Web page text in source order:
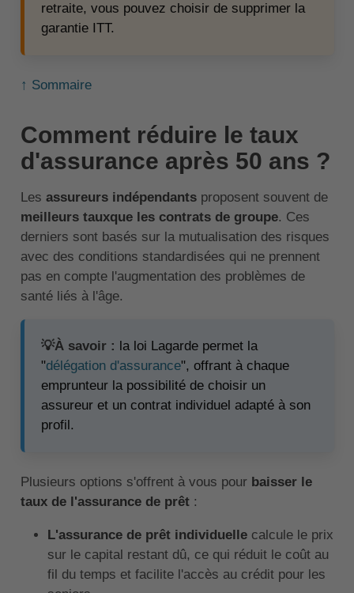
retraite, vous pouvez choisir de supprimer la
garantie ITT.
↑ Sommaire
Comment réduire le taux
d'assurance après 50 ans ?
Les assureurs indépendantsproposent souvent de
meilleurs tauxque les contrats de groupe. Ces
derniers sont basés sur la mutualisation des risques
avec des conditions standardisées qui ne prennent
pas en compte l'augmentation des problèmes de
santé liés à l'âge.
💡À savoir :
la loi Lagarde permet la
"délégation d'assurance", offrant à chaque
emprunteur la possibilité de choisir un
assureur et un contrat individuel adapté à son
profil.
Plusieurs options s'offrent à vous pour baisser le
taux de l'assurance de prêt:
L'assurance de prêt individuellecalcule le prix
sur le capital restant dû, ce qui réduit le coût au
fil du temps et facilite l'accès au crédit pour les